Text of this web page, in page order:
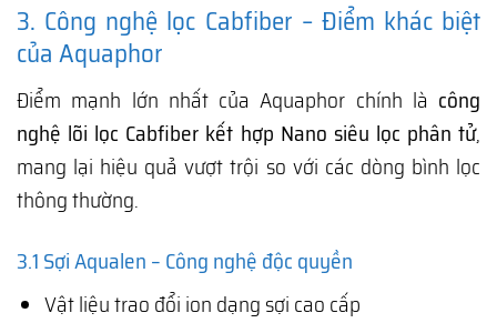
3. Công nghệ lọc Cabfiber – Điểm khác biệt
của Aquaphor
Điểm mạnh lớn nhất của Aquaphor chính là công
nghệ lõi lọc Cabfiber kết hợp Nano siêu lọc phân tử,
mang lại hiệu quả vượt trội so với các dòng bình lọc
thông thường.
3.1 Sợi Aqualen – Công nghệ độc quyền
Vật liệu trao đổi ion dạng sợi cao cấp